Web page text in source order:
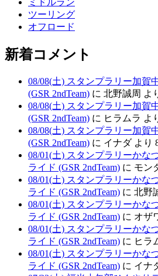
ツーリング
オフロード
新着コメント
08/08(土) スタンプラリー加賀
(GSR 2ndTeam) に 北野誠周 よ
08/08(土) スタンプラリー加賀
(GSR 2ndTeam) に ヒラムラ よ
08/08(土) スタンプラリー加賀
(GSR 2ndTeam) に イナダ より
08/01(土) スタンプラリーかな
ライド (GSR 2ndTeam) に モン
08/01(土) スタンプラリーかな
ライド (GSR 2ndTeam) に 北野
08/01(土) スタンプラリーかな
ライド (GSR 2ndTeam) に オザ
08/01(土) スタンプラリーかな
ライド (GSR 2ndTeam) に ヒラ
08/01(土) スタンプラリーかな
ライド (GSR 2ndTeam) に イナ